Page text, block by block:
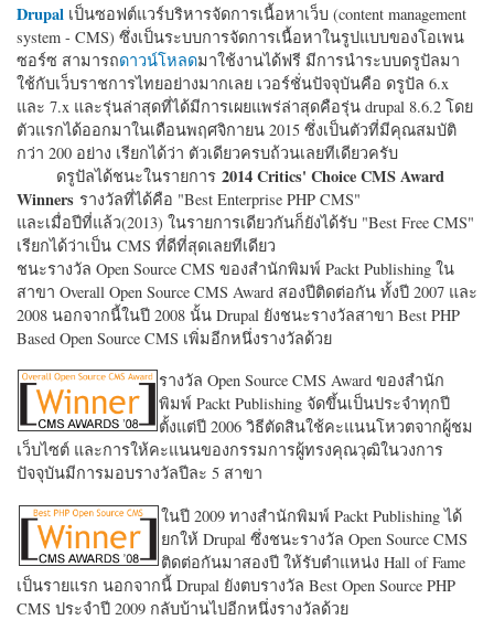
Drupal เป็นซอฟต์แวร์บริหารจัดการเนื้อหาเว็บ (content management
system - CMS) ซึ่งเป็นระบบการจัดการเนื้อหาในรูปแบบของโอเพน
ซอร์ซ สามารถดาวน์โหลดมาใช้งานได้ฟรี มีการนำระบบดรูปัลมา
ใช้กับเว็บราชการไทยอย่างมากเลย เวอร์ชั่นปัจจุบันคือ ดรูปัล 6.x
และ 7.x และรุ่นล่าสุดที่ได้มีการเผยแพร่ล่าสุดคือรุ่น drupal 8.6.2 โดย
ตัวแรกได้ออกมาในเดือนพฤศจิกายน 2015 ซึ่งเป็นตัวที่มีคุณสมบัติ
กว่า 200 อย่าง เรียกได้ว่า ตัวเดียวครบถ้วนเลยทีเดียวครับ
ดรูปัลได้ชนะในรายการ 2014 Critics' Choice CMS Award
Winners รางวัลที่ได้คือ "Best Enterprise PHP CMS"
และเมื่อปีที่แล้ว(2013) ในรายการเดียวกันก็ยังได้รับ "Best Free CMS"
เรียกได้ว่าเป็น CMS ที่ดีที่สุดเลยทีเดียว
ชนะรางวัล Open Source CMS ของสำนักพิมพ์ Packt Publishing ใน
สาขา Overall Open Source CMS Award สองปีติดต่อกัน ทั้งปี 2007 และ
2008 นอกจากนี้ในปี 2008 นั้น Drupal ยังชนะรางวัลสาขา Best PHP
Based Open Source CMS เพิ่มอีกหนึ่งรางวัลด้วย
รางวัล Open Source CMS Award ของสำนัก
พิมพ์ Packt Publishing จัดขึ้นเป็นประจำทุกปี
ตั้งแต่ปี 2006 วิธีตัดสินใช้คะแนนโหวตจากผู้ชม
เว็บไซต์ และการให้คะแนนของกรรมการผู้ทรงคุณวุฒิในวงการ
ปัจจุบันมีการมอบรางวัลปีละ 5 สาขา
ในปี 2009 ทางสำนักพิมพ์ Packt Publishing ได้
ยกให้ Drupal ซึ่งชนะรางวัล Open Source CMS
ติดต่อกันมาสองปี ให้รับตำแหน่ง Hall of Fame
เป็นรายแรก นอกจากนี้ Drupal ยังตบรางวัล Best Open Source PHP
CMS ประจำปี 2009 กลับบ้านไปอีกหนึ่งรางวัลด้วย